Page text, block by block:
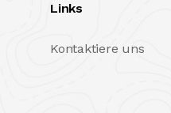
Links
Kontaktiere uns